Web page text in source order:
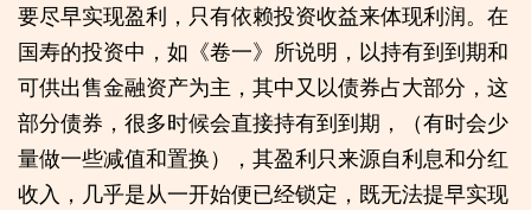
要尽早实现盈利，只有依赖投资收益来体现利润。在
国寿的投资中，如《卷一》所说明，以持有到到期和
可供出售金融资产为主，其中又以债券占大部分，这
部分债券，很多时候会直接持有到到期，（有时会少
量做一些减值和置换），其盈利只来源自利息和分红
收入，几乎是从一开始便已经锁定，既无法提早实现